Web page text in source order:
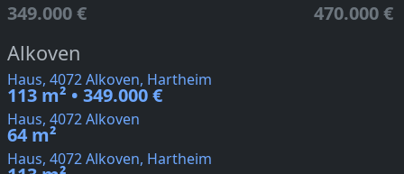
349.000 € 470.000 €
Alkoven
Haus, 4072 Alkoven, Hartheim
113 m² • 349.000 €
Haus, 4072 Alkoven
64 m²
Haus, 4072 Alkoven, Hartheim